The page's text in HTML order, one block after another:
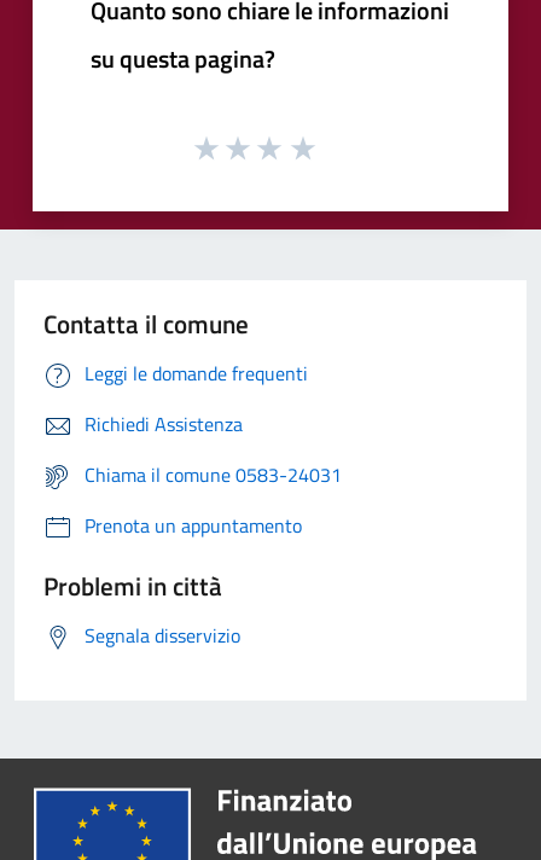
Quanto sono chiare le informazioni
su questa pagina?
Contatta il comune
Leggi le domande frequenti
Richiedi Assistenza
Chiama il comune 0583-24031
Prenota un appuntamento
Problemi in città
Segnala disservizio